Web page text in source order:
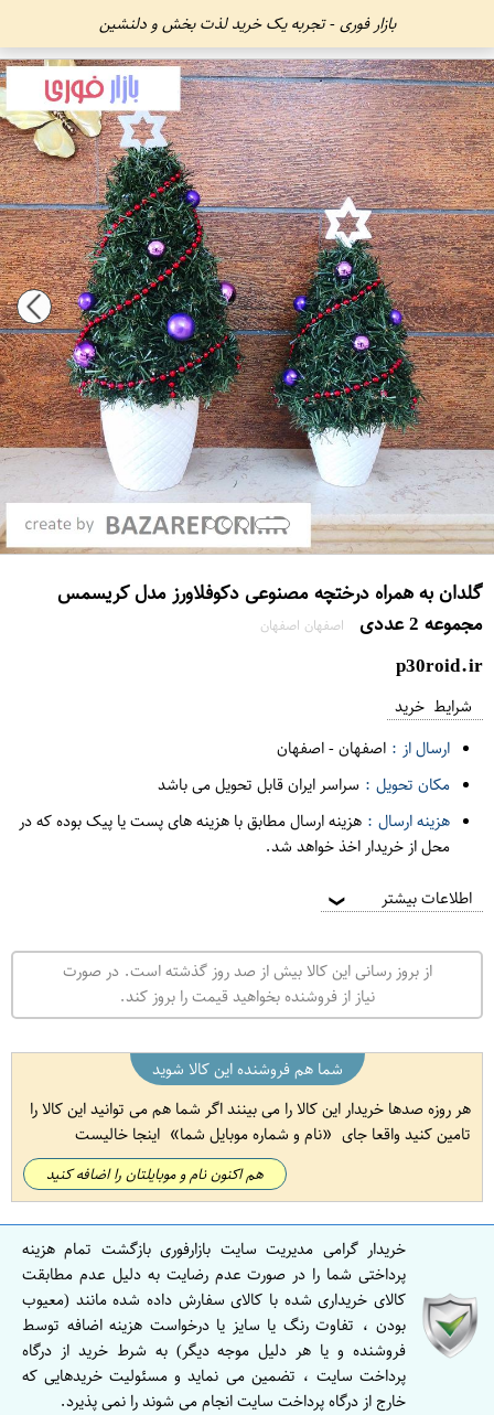
بازار فوری - تجربه یک خرید لذت بخش و دلنشین
گلدان به همراه درختچه مصنوعی دکوفلاورز مدل کریسمس
مجموعه 2 عددی
اصفهان اصفهان
p30roid.ir
شرایط خرید
ارسال از : اصفهان-اصفهان
مکان تحویل : سراسر ایران قابل تحویل می باشد
هزینه ارسال : هزینه ارسال مطابق با هزینه های پست یا پیک بوده که در
محل از خریدار اخذ خواهد شد.
اطلاعات بیشتر ❯
از بروز رسانی این کالا بیش از صد روز گذشته است. در صورت
نیاز از فروشنده بخواهید قیمت را بروز کند.
شما هم فروشنده این کالا شوید
هر روزه صدها خریدار این کالا را می بینند اگر شما هم می توانید این کالا را
تامین کنید واقعا جای
نام و شماره موبایل شما اینجا خالیست
هم اکنون نام و موبایلتان را اضافه کنید
خریدار گرامی مدیریت سایت بازارفوری بازگشت تمام هزینه
پرداختی شما را در صورت عدم رضایت به دلیل عدم مطابقت
کالای خریداری شده با کالای سفارش داده شده مانند (معیوب
بودن ، تفاوت رنگ یا سایز یا درخواست هزینه اضافه توسط
فروشنده و یا هر دلیل موجه دیگر) به شرط خرید از درگاه
پرداخت سایت ، تضمین می نماید و مسئولیت خریدهایی که
خارج از درگاه پرداخت سایت انجام می شوند را نمی پذیرد.